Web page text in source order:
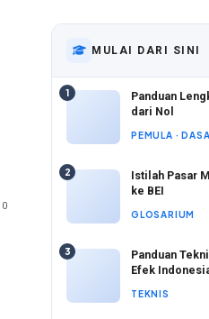
0
MULAI DARI SINI
1
Panduan
dari Nol
PEMULA ·
2
Istilah Pasar
ke BEI
GLOSARIUM
3
Panduan
Efek
TEKNIS